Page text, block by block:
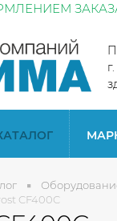
CF400C